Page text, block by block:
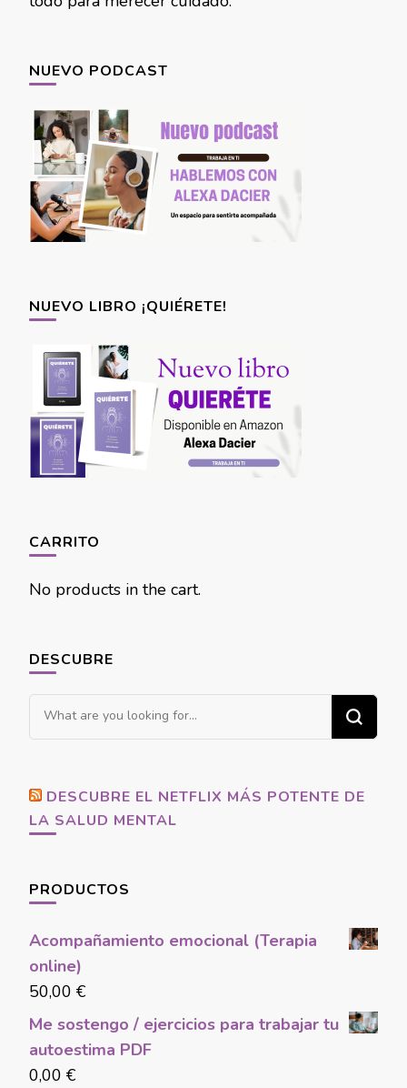
NUEVO PODCAST
NUEVO LIBRO ¡QUIÉRETE!
CARRITO
No products in the cart.
DESCUBRE
Looking
for
DESCUBRE EL NETFLIX MÁS POTENTE DE
LA SALUD MENTAL
PRODUCTOS
Acompañamiento emocional (Terapia
online)
50,00 €
Me sostengo / ejercicios para trabajar tu
autoestima PDF
0,00 €